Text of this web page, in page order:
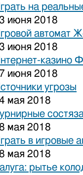
на
июня 2018
автомат
июня 2018
казино
июня 2018
угрозы
мая 2018
мая 2018
в игровые
мая 2018
рытье